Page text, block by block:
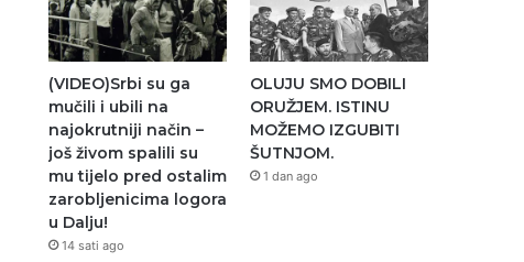
(VIDEO)Srbi su ga
mučili i ubili na
najokrutniji način –
još živom spalili su
mu tijelo pred ostalim
zarobljenicima logora
u Dalju!
14 sati ago
OLUJU SMO DOBILI
ORUŽJEM. ISTINU
MOŽEMO IZGUBITI
ŠUTNJOM.
1 dan ago